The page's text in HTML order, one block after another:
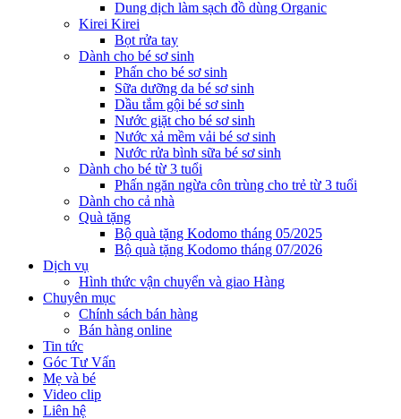
Dung dịch làm sạch đồ dùng Organic
Kirei Kirei
Bọt rửa tay
Dành cho bé sơ sinh
Phấn cho bé sơ sinh
Sữa dưỡng da bé sơ sinh
Dầu tắm gội bé sơ sinh
Nước giặt cho bé sơ sinh
Nước xả mềm vải bé sơ sinh
Nước rửa bình sữa bé sơ sinh
Dành cho bé từ 3 tuổi
Phấn ngăn ngừa côn trùng cho trẻ từ 3 tuổi
Dành cho cả nhà
Quà tặng
Bộ quà tặng Kodomo tháng 05/2025
Bộ quà tặng Kodomo tháng 07/2026
Dịch vụ
Hình thức vận chuyển và giao Hàng
Chuyên mục
Chính sách bán hàng
Bán hàng online
Tin tức
Góc Tư Vấn
Mẹ và bé
Video clip
Liên hệ